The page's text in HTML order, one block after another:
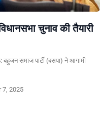
चुनाव की तैयारी
समाज पार्टी (बसपा) ने आगामी
7, 2025